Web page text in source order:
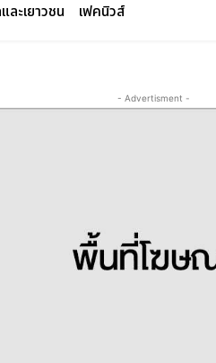
ละเยาวชน เฟคนิวส์
- Advertisment -